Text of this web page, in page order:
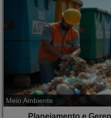
Introdução ao
Saiba mais